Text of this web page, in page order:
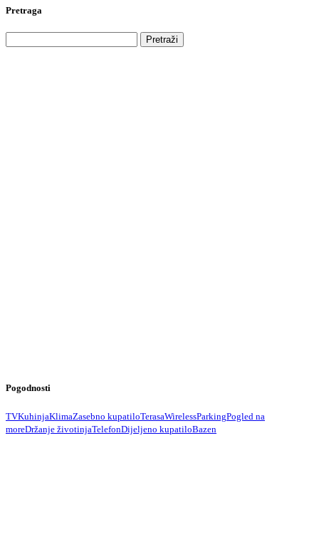
Pretraga
za:
Pogodnosti
TVKuhinjaKlimaZasebno kupatiloTerasaWirelessParkingPogled na
moreDržanje životinjaTelefonDijeljeno kupatiloBazen